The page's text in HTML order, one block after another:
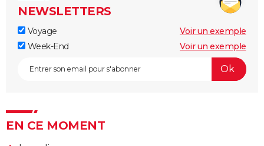
NEWSLETTERS
Voyage
Voir un exemple
Week-End
Voir un exemple
EN CE MOMENT